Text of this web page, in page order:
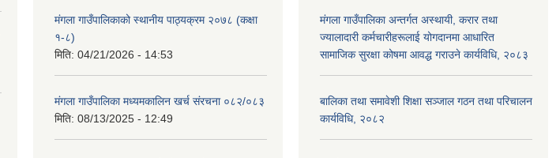
मंगला गाउँपालिकाको स्थानीय पाठ्यक्रम २०७८ (कक्षा
१-८)
मिति: 04/21/2026 - 14:53
मंगला गाउँपालिका मध्यमकालिन खर्च संरचना ०८२/०८३
मिति: 08/13/2025 - 12:49
मंगला गाउँपालिका अन्तर्गत अस्थायी, करार तथा
ज्यालादारी कर्मचारीहरूलाई योगदानमा आधारित
सामाजिक सुरक्षा कोषमा आवद्ध गराउने कार्यविधि, २०८३
बालिका तथा समावेशी शिक्षा सञ्जाल गठन तथा परिचालन
कार्यविधि, २०८२